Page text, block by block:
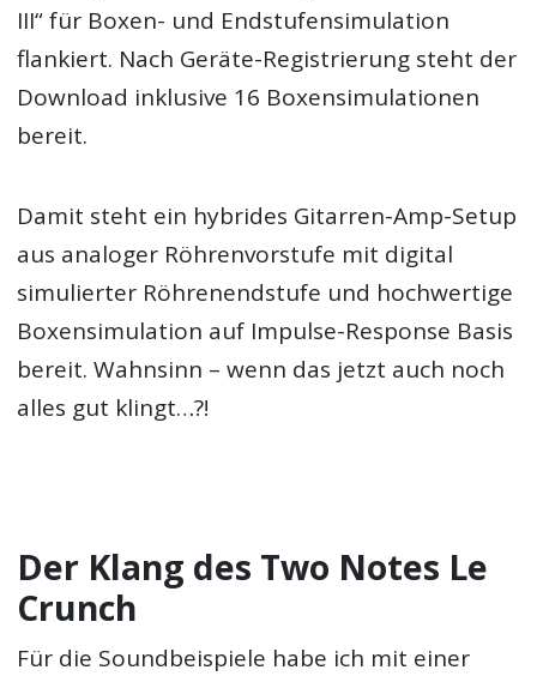
III“ für Boxen- und Endstufensimulation
flankiert. Nach Geräte-Registrierung steht der
Download inklusive 16 Boxensimulationen
bereit.
Damit steht ein hybrides Gitarren-Amp-Setup
aus analoger Röhrenvorstufe mit digital
simulierter Röhrenendstufe und hochwertige
Boxensimulation auf Impulse-Response Basis
bereit. Wahnsinn – wenn das jetzt auch noch
alles gut klingt…?!
Der Klang des Two Notes Le
Crunch
Für die Soundbeispiele habe ich mit einer